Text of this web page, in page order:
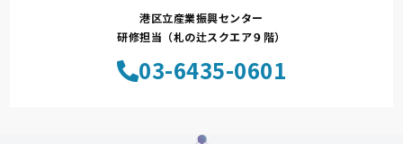
港区立産業振興センター
研修担当（札の辻スクエア９階）
03-6435-0601